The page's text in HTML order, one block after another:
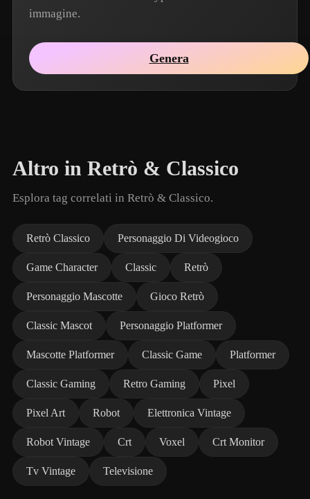
immagine.
Genera
Altro in Retrò & Classico
Esplora tag correlati in Retrò & Classico.
Retrò Classico Personaggio Di Videogioco
Game Character Classic Retrò
Personaggio Mascotte Gioco Retrò
Classic Mascot Personaggio Platformer
Mascotte Platformer Classic Game Platformer
Classic Gaming Retro Gaming Pixel
Pixel Art Robot Elettronica Vintage
Robot Vintage Crt Voxel Crt Monitor
Tv Vintage Televisione